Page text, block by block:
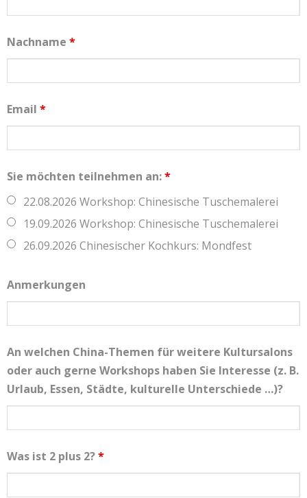
Nachname *
Email *
Sie möchten teilnehmen an:*
22.08.2026 Workshop: Chinesische Tuschemalerei
19.09.2026 Workshop: Chinesische Tuschemalerei
26.09.2026 Chinesischer Kochkurs: Mondfest
Anmerkungen
An welchen China-Themen für weitere Kultursalons
oder auch gerne Workshops haben Sie Interesse (z. B.
Urlaub, Essen, Städte, kulturelle Unterschiede …)?
Was ist 2 plus 2?*